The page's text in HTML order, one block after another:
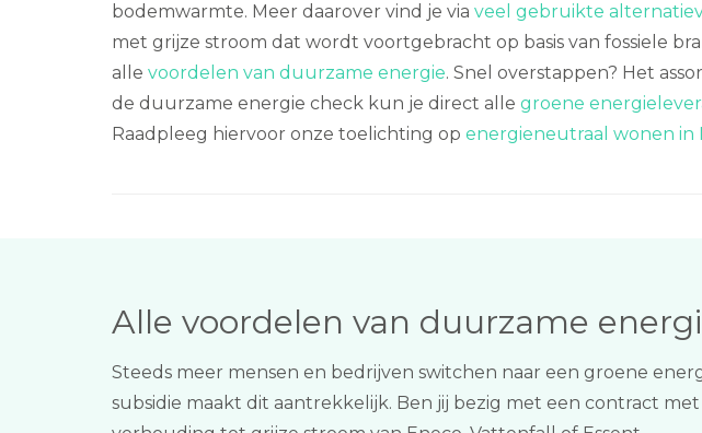
bodemwarmte. Meer daarover vind je via veel gebruikte
met grijze stroom dat wordt voortgebracht op basis van fossiele
alle voordelen van duurzame energie. Snel overstappen? Het
de duurzame energie check kun je direct alle groene
Raadpleeg hiervoor onze toelichting op energieneutraal wonen in
Alle voordelen van duurzame
Steeds meer mensen en bedrijven switchen naar een groene
subsidie maakt dit aantrekkelijk. Ben jij bezig met een contract